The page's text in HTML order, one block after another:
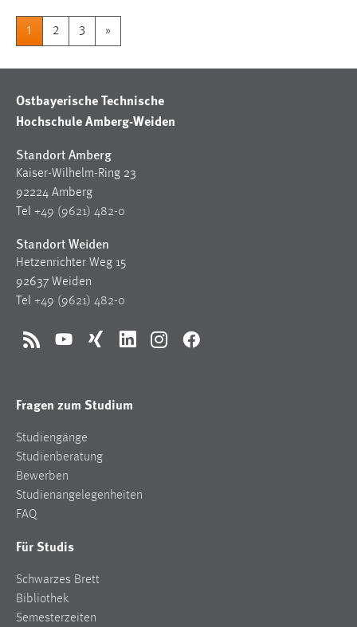
1 2 3 »
Ostbayerische Technische
Hochschule Amberg-Weiden
Standort Amberg
Kaiser-Wilhelm-Ring 23
92224 Amberg
Tel +49 (9621) 482-0
Standort Weiden
Hetzenrichter Weg 15
92637 Weiden
Tel +49 (9621) 482-0
RSS YouTubeXing LinkedInInstagramFacebook
Fragen zum Studium
Studiengänge
Studienberatung
Bewerben
Studienangelegenheiten
FAQ
Für Studis
Schwarzes Brett
Bibliothek
Semesterzeiten